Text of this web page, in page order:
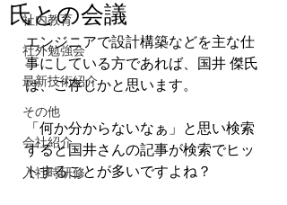
社内教育
社外勉強会
最新技術紹介
その他
会社紹介
入社時研修
氏との会議
エンジニアで設計構築などを主な仕
事にしている方であれば、国井 傑氏
は、ご存じかと思います。
「何か分からないなぁ」と思い検索
すると国井さんの記事が検索でヒッ
トすることが多いですよね？